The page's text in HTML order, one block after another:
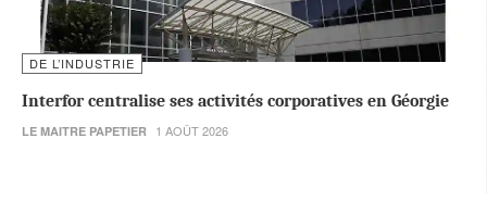
DE L’INDUSTRIE
Interfor centralise ses activités corporatives en Géorgie
LE MAITRE PAPETIER 1 AOÛT 2026